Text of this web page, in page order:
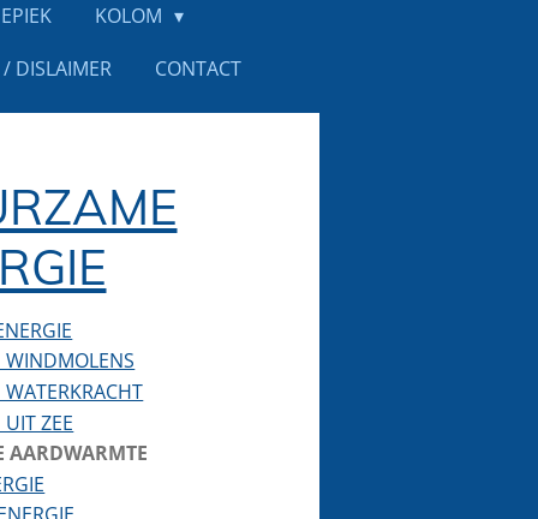
EPIEK
KOLOM
DISLAIMER
CONTACT
WINDMOLENS
WATERKRACHT
UIT ZEE
AARDWARMTE